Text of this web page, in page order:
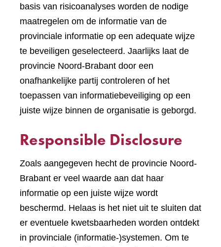
basis van risicoanalyses worden de nodige
maatregelen om de informatie van de
provinciale informatie op een adequate wijze
te beveiligen geselecteerd. Jaarlijks laat de
provincie Noord-Brabant door een
onafhankelijke partij controleren of het
toepassen van informatiebeveiliging op een
juiste wijze binnen de organisatie is geborgd.
Responsible Disclosure
Zoals aangegeven hecht de provincie Noord-
Brabant er veel waarde aan dat haar
informatie op een juiste wijze wordt
beschermd. Helaas is het niet uit te sluiten dat
er eventuele kwetsbaarheden worden ontdekt
in provinciale (informatie-)systemen. Om te